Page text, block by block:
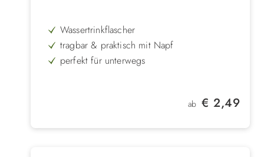
Wassertrinkflascher
tragbar & praktisch mit Napf
perfekt für unterwegs
Regulärer Preis:
ab € 2,49